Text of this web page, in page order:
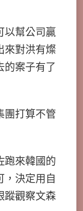
以幫公司贏
來對洪有燦
的案子有了
團打算不管
跑來韓國的
，決定用自
蹤觀察文森